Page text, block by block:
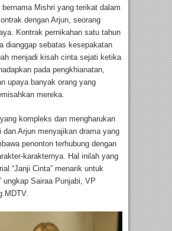
Mishri yang terikat dalam
dengan Arjun, seorang
Kontrak pernikahan satu tahun
dianggap sebatas kesepakatan
menjadi kisah cinta sejati ketika
pada pengkhianatan,
upaya banyak orang yang
mereka.
kompleks dan mengharukan
dan Arjun menyajikan drama yang
penonton terhubung dengan
karakternya. Hal inilah yang
“Janji Cinta” menarik untuk
ungkap Sairaa Punjabi, VP
MDTV.